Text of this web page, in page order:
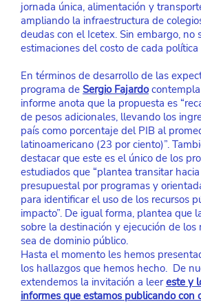
jornada única, alimentación y
ampliando la infraestructura de
deudas con el Icetex. Sin embargo, no
estimaciones del costo de cada política
En términos de desarrollo de las
programa de Sergio Fajardo
informe anota que la propuesta es
de pesos adicionales, llevando los
país como porcentaje del PIB al
latinoamericano (23 por ciento)”.
destacar que este es el único de los
estudiados que “plantea transitar
presupuestal por programas y
para identificar el uso de los recursos
impacto”. De igual forma, plantea que
sobre la destinación y ejecución de los
sea de dominio público.
Hasta el momento les hemos
los hallazgos que hemos hecho.  De
extendemos la invitación a leer este y
informes que estamos publicando con